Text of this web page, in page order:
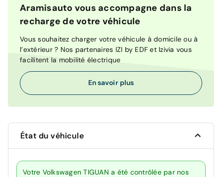
Aramisauto vous accompagne dans la
recharge de votre véhicule
Vous souhaitez charger votre véhicule à domicile ou à
l’extérieur ? Nos partenaires IZI by EDF et Izivia vous
facilitent la mobilité électrique
En savoir plus
État du véhicule
Votre Volkswagen TIGUAN a été contrôlée par nos